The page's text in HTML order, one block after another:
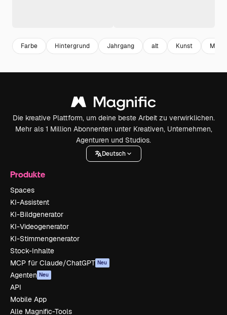
Farbe Hintergrund Jahrgang alt Kunst
Die kreative Plattform, um deine beste Arbeit zu verwirklichen.
Mehr als 1 Million Abonnenten unter Kreativen, Unternehmen,
Agenturen und Studios.
Deutsch
Produkte
Spaces
KI-Assistent
KI-Bildgenerator
KI-Videogenerator
KI-Stimmengenerator
Stock-Inhalte
MCP für Claude/ChatGPT Neu
Agenten Neu
API
Mobile App
Alle Magnific-Tools